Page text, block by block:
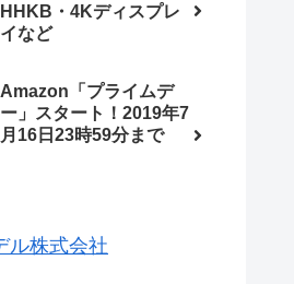
HHKB・4Kディスプレ
イなど
Amazon「プライムデ
ー」スタート！2019年7
月16日23時59分まで